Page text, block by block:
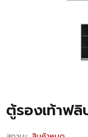
ตู้รองเท้าฟ